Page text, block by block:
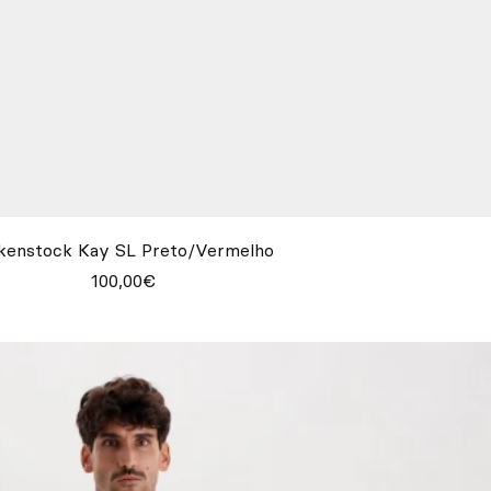
Kay SL Preto/Vermelho
100,00€